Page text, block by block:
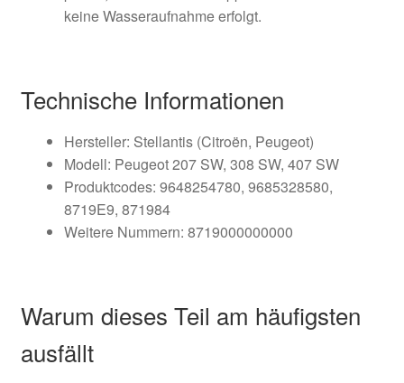
keine Wasseraufnahme erfolgt.
Technische Informationen
Hersteller: Stellantis (Citroën, Peugeot)
Modell: Peugeot 207 SW, 308 SW, 407 SW
Produktcodes: 9648254780, 9685328580,
8719E9, 871984
Weitere Nummern: 8719000000000
Warum dieses Teil am häufigsten
ausfällt